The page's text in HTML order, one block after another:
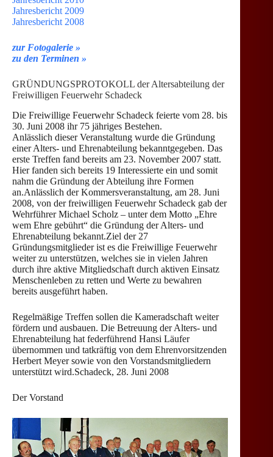
Jahresbericht 2009
Jahresbericht 2008
zur Fotogalerie »
zu den Terminen »
GRÜNDUNGSPROTOKOLL der Altersabteilung der
Freiwilligen Feuerwehr Schadeck
Die Freiwillige Feuerwehr Schadeck feierte vom 28. bis
30. Juni 2008 ihr 75 jähriges Bestehen.
Anlässlich dieser Veranstaltung wurde die Gründung
einer Alters- und Ehrenabteilung bekanntgegeben. Das
erste Treffen fand bereits am 23. November 2007 statt.
Hier fanden sich bereits 19 Interessierte ein und somit
nahm die Gründung der Abteilung ihre Formen
an.Anlässlich der Kommersveranstaltung, am 28. Juni
2008, von der freiwilligen Feuerwehr Schadeck gab der
Wehrführer Michael Scholz – unter dem Motto „Ehre
wem Ehre gebührt“ die Gründung der Alters- und
Ehrenabteilung bekannt.Ziel der 27
Gründungsmitglieder ist es die Freiwillige Feuerwehr
weiter zu unterstützen, welches sie in vielen Jahren
durch ihre aktive Mitgliedschaft durch aktiven Einsatz
Menschenleben zu retten und Werte zu bewahren
bereits ausgeführt haben.
Regelmäßige Treffen sollen die Kameradschaft weiter
fördern und ausbauen. Die Betreuung der Alters- und
Ehrenabteilung hat federführend Hansi Läufer
übernommen und tatkräftig von dem Ehrenvorsitzenden
Herbert Meyer sowie von den Vorstandsmitgliedern
unterstützt wird.Schadeck, 28. Juni 2008
Der Vorstand